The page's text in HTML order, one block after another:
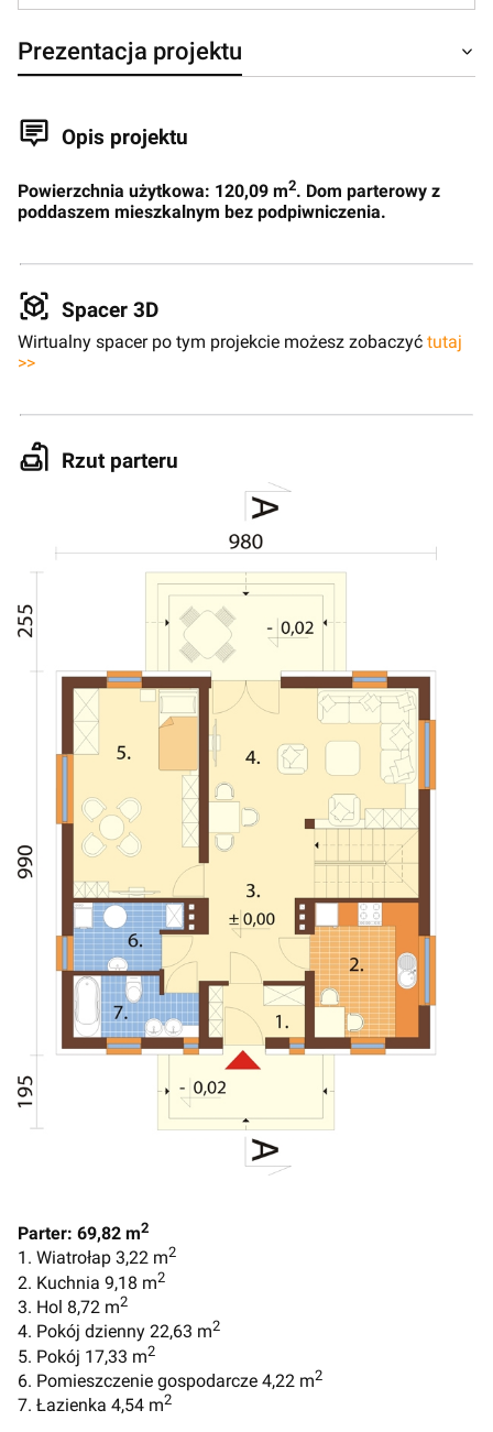
Prezentacja projektu
Opis projektu
Powierzchnia użytkowa: 120,09 m2. Dom parterowy z
poddaszem mieszkalnym bez podpiwniczenia.
Spacer 3D
Wirtualny spacer po tym projekcie możesz zobaczyć tutaj
>>
Rzut parteru
Parter: 69,82 m2
1. Wiatrołap 3,22 m2
2. Kuchnia 9,18 m2
3. Hol 8,72 m2
4. Pokój dzienny 22,63 m2
5. Pokój 17,33 m2
6. Pomieszczenie gospodarcze 4,22 m2
7. Łazienka 4,54 m2